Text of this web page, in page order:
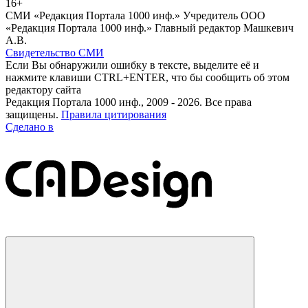
16+
СМИ «Редакция Портала 1000 инф.» Учредитель ООО
«Редакция Портала 1000 инф.» Главный редактор Машкевич
А.В.
Свидетельство СМИ
Если Вы обнаружили ошибку в тексте, выделите её и
нажмите клавиши CTRL+ENTER, что бы сообщить об этом
редактору сайта
Редакция Портала 1000 инф., 2009 - 2026. Все права
защищены. Правила цитирования
Сделано в